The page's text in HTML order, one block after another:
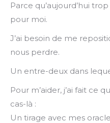
Parce qu’aujourd’hui
pour moi.
J’ai besoin de me
nous perdre.
Un entre-deux dans
Pour m’aider, j’ai fait ce
cas-là :
Un tirage avec mes